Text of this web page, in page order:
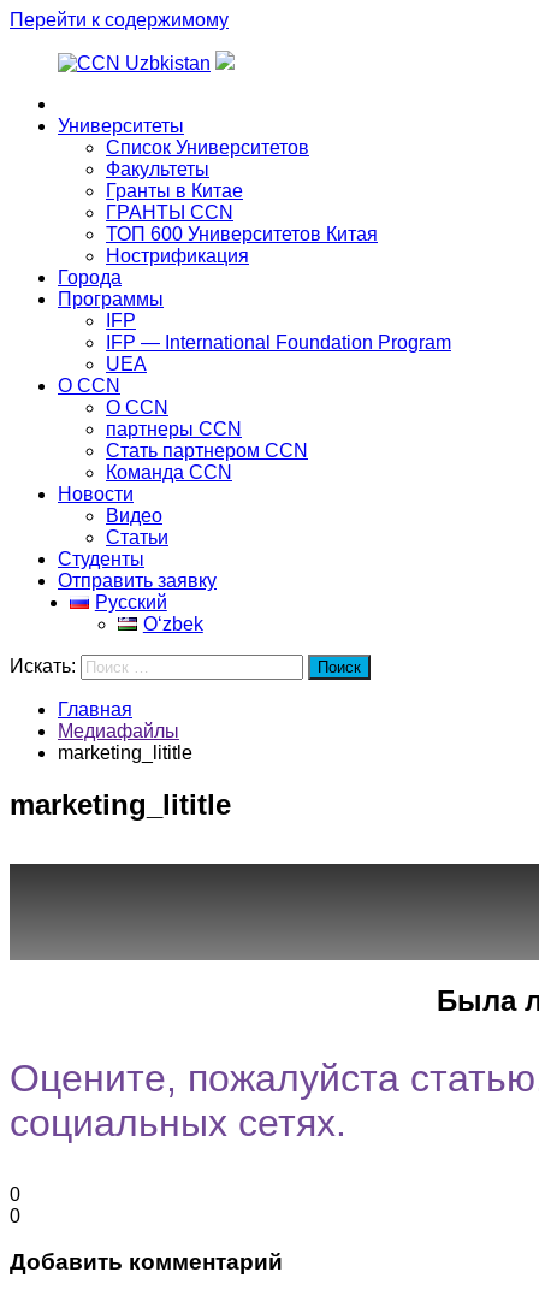
Перейти к содержимому
Университеты
Список Университетов
Факультеты
Гранты в Китае
ГРАНТЫ ССN
ТОП 600 Университетов Китая
Нострификация
Города
Программы
IFP
IFP — International Foundation Program
UEA
О CCN
О CCN
партнеры ССN
Стать партнером CCN
Команда ССN
Новости
Видео
Статьи
Студенты
Отправить заявку
Русский
Oʻzbek
Искать: Поиск
Главная
Медиафайлы
marketing_lititle
marketing_lititle
Была
Оцените, пожалуйста
социальных сетях.
0
0
Добавить комментарий